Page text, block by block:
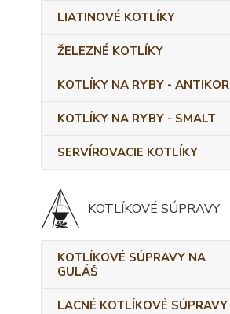
LIATINOVÉ KOTLÍKY
ŽELEZNÉ KOTLÍKY
KOTLÍKY NA RYBY - ANTIKOR
KOTLÍKY NA RYBY - SMALT
SERVÍROVACIE KOTLÍKY
KOTLÍKOVÉ SÚPRAVY
KOTLÍKOVÉ SÚPRAVY NA
GULÁŠ
LACNÉ KOTLÍKOVÉ SÚPRAVY